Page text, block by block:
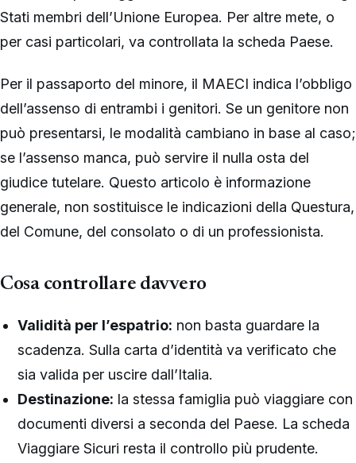
Stati membri dell’Unione Europea. Per altre mete, o
per casi particolari, va controllata la scheda Paese.
Per il passaporto del minore, il MAECI indica l’obbligo
dell’assenso di entrambi i genitori. Se un genitore non
può presentarsi, le modalità cambiano in base al caso;
se l’assenso manca, può servire il nulla osta del
giudice tutelare. Questo articolo è informazione
generale, non sostituisce le indicazioni della Questura,
del Comune, del consolato o di un professionista.
Cosa controllare davvero
Validità per l’espatrio: non basta guardare la
scadenza. Sulla carta d’identità va verificato che
sia valida per uscire dall’Italia.
Destinazione: la stessa famiglia può viaggiare con
documenti diversi a seconda del Paese. La scheda
Viaggiare Sicuri resta il controllo più prudente.